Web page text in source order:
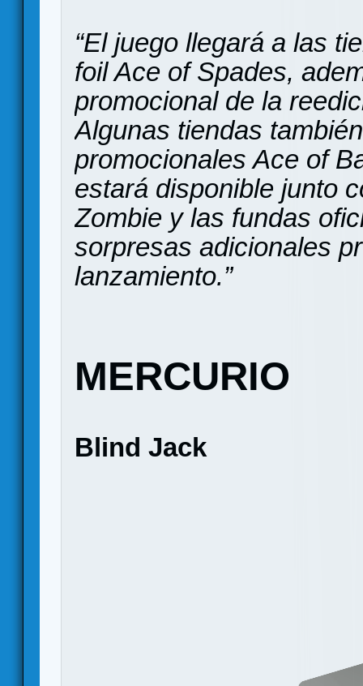
“El juego llegará a las
foil Ace of Spades,
promocional de la
Algunas tiendas
promocionales Ace of
estará disponible junto
Zombie y las fundas
sorpresas adicionales
lanzamiento.”
MERCURIO
Blind Jack